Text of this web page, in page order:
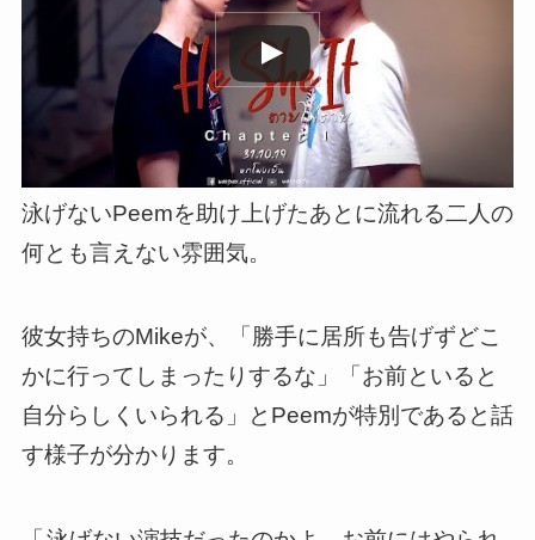
泳げないPeemを助け上げたあとに流れる二人の
何とも言えない雰囲気。
彼女持ちのMikeが、「勝手に居所も告げずどこ
かに行ってしまったりするな」「お前といると
自分らしくいられる」とPeemが特別であると話
す様子が分かります。